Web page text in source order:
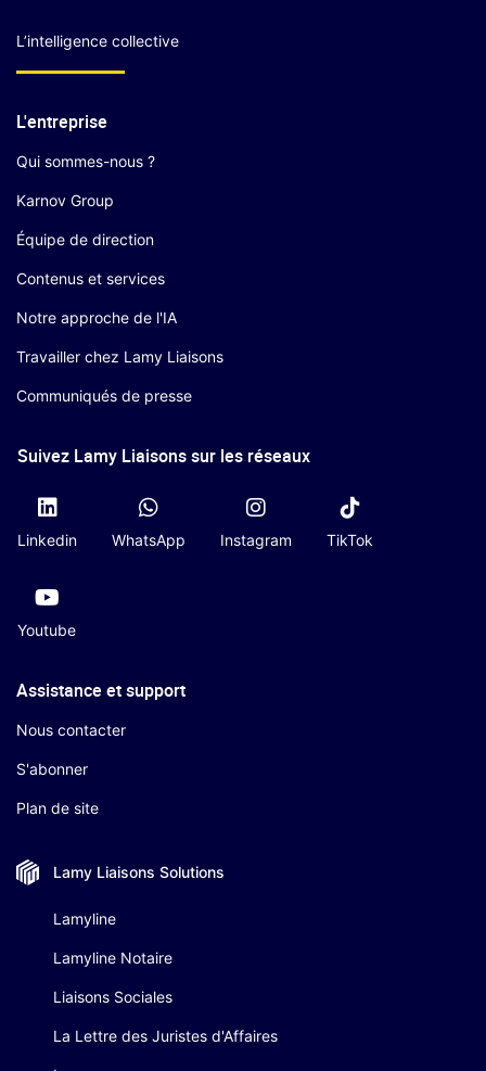
L’intelligence collective
L'entreprise
Qui sommes-nous ?
Karnov Group
Équipe de direction
Contenus et services
Notre approche de l'IA
Travailler chez Lamy Liaisons
Communiqués de presse
Suivez Lamy Liaisons sur les réseaux
Linkedin WhatsApp Instagram TikTok
Youtube
Assistance et support
Nous contacter
S'abonner
Plan de site
Lamy Liaisons Solutions
Lamyline
Lamyline Notaire
Liaisons Sociales
La Lettre des Juristes d'Affaires